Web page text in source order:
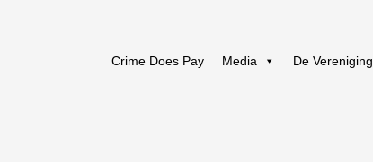
Crime Does Pay Media De Vereniging